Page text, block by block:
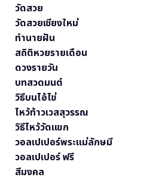
วัดสวย
วัดสวยเชียงใหม่
ทำนายฝัน
สถิติหวยรายเดือน
ดวงรายวัน
บทสวดมนต์
วิธีบนไอ้ไข่
ไหว้ท้าวเวสสุวรรณ
วิธีไหว้วัดแขก
วอลเปเปอร์พระแม่ลักษมี
วอลเปเปอร์ ฟรี
สีมงคล